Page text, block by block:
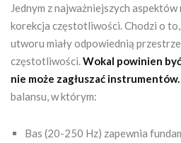
Jednym z najważniejszych
korekcja częstotliwości. Chodzi o
utworu miały odpowiednią
częstotliwości. Wokal powinien
nie może zagłuszać instrumentów.
balansu, w którym:
Bas (20-250 Hz) zapewnia